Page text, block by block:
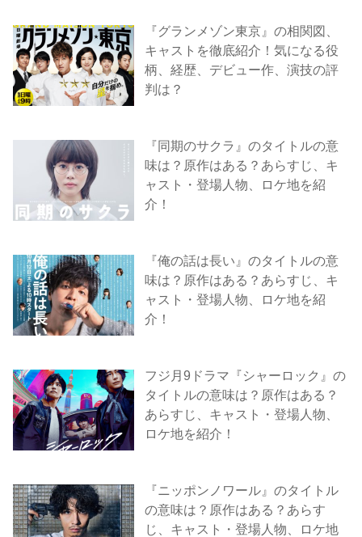
『グランメゾン東京』の相関図、
キャストを徹底紹介！気になる役
柄、経歴、デビュー作、演技の評
判は？
『同期のサクラ』のタイトルの意
味は？原作はある？あらすじ、キ
ャスト・登場人物、ロケ地を紹
介！
『俺の話は長い』のタイトルの意
味は？原作はある？あらすじ、キ
ャスト・登場人物、ロケ地を紹
介！
フジ月9ドラマ『シャーロック』の
タイトルの意味は？原作はある？
あらすじ、キャスト・登場人物、
ロケ地を紹介！
『ニッポンノワール』のタイトル
の意味は？原作はある？あらす
じ、キャスト・登場人物、ロケ地